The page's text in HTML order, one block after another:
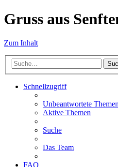
Gruss aus
Zum Inhalt
Schnellzugriff
Unbeantwortete
Aktive Themen
Suche
Das Team
FAQ